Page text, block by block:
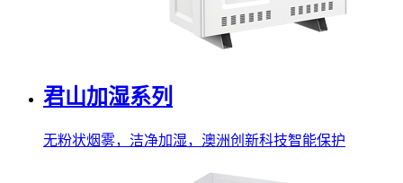
君山加湿系列
无粉状烟雾，洁净加湿，澳洲创新科技智能保护